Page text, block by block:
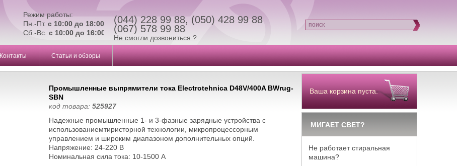
Режим работы:
Пн.-Пт. с 10:00 до 18:00
Сб.-Вс. с 10:00 до 16:00
(044) 228 99 88, (050) 428 99 88
(067) 578 99 88
Не смогли дозвониться ?
поиск
Контакты Статьи и обзоры
Промышленные выпрямители тока Electrotehnica D48V/400A BWrug-
SBN
код товара: 525927
Надежные промышленные 1- и 3-фазные зарядные устройства с
использованиемтиристорной технологии, микропроцессорным
управлением и широким диапазоном дополнительных опций.
Напряжение: 24-220 В
Номинальная сила тока: 10-1500 А
Ваша корзина пуста.
МИГАЕТ СВЕТ?
Не работает стиральная
машина?